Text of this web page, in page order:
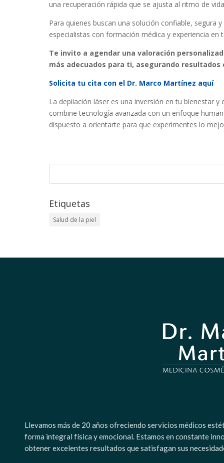
una recuperación rápida que se ajusta al ritmo de
Para quienes buscan una solución confiable, segura
especialistas con formación médica y experiencia en
Te invito a agendar una valoración
más adecuados para ti, asegurando
Solicita tu cita con el Dr. Marco Martínez aquí
La depilación láser es una inversión en tu bienestar
combine tecnología avanzada con un enfoque
dispuesto a orientarte para que experimentes lo
Etiquetas
Salud de la piel
Llevamos más de 20 años ofreciendo servicios médicos
forma integral física y emocional. Estamos en constante
obtener excelentes resultados que satisfagan sus